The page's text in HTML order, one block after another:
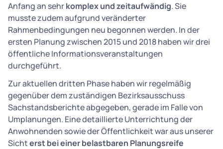
Anfang an sehrkomplex und zeitaufwändig. Sie
musste zudem aufgrund veränderter
Rahmenbedingungen neu begonnen werden. In der
ersten Planung zwischen 2015 und 2018 haben wir drei
öffentliche Informationsveranstaltungen
durchgeführt.
Zur aktuellen dritten Phase haben wir regelmäßig
gegenüber dem zuständigen Bezirksausschuss
Sachstandsberichte abgegeben, gerade im Falle von
Umplanungen. Eine detaillierte Unterrichtung der
Anwohnenden sowie der Öffentlichkeit war aus unserer
Sichterst bei einer belastbaren Planungsreife